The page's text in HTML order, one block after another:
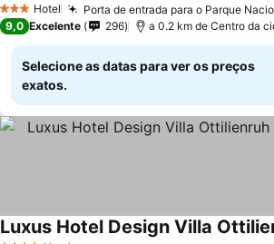
3 EstrelasHotel Porta de entrada para o Parque
9,0 Excelente 296 a 0.2 km de Centro da
Selecione as datas para ver os preços
exatos.